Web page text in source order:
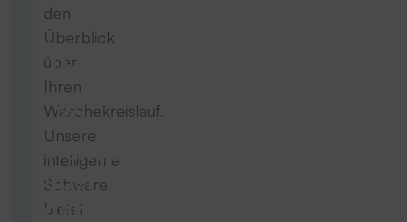
den
Überblick
über
Ihren
Wäschekreislauf.
Unsere
intelligente
Software
bietet
100
%
Transparenz
über
den